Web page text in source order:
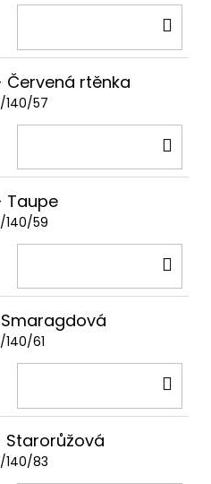
rtěnka
140/57
Taupe
140/59
140/61
140/83